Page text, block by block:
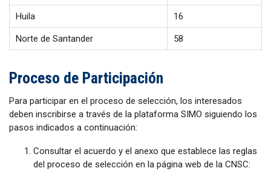
Huila 16
Norte de Santander 58
Proceso de Participación
Para participar en el proceso de selección, los interesados
deben inscribirse a través de la plataforma SIMO siguiendo los
pasos indicados a continuación:
Consultar el acuerdo y el anexo que establece las reglas
del proceso de selección en la página web de la CNSC: